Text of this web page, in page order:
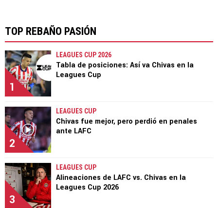
TOP REBAÑO PASIÓN
1
LEAGUES CUP 2026
Tabla de posiciones: Así va Chivas en la
Leagues Cup
2
LEAGUES CUP
Chivas fue mejor, pero perdió en penales
ante LAFC
3
LEAGUES CUP
Alineaciones de LAFC vs. Chivas en la
Leagues Cup 2026